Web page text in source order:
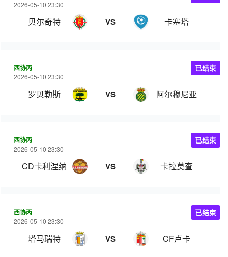
2026-05-10 23:30
贝尔奇特 VS 卡塞塔
西协丙
2026-05-10 23:30
罗贝勒斯 VS 阿尔穆尼亚
已结束
西协丙
2026-05-10 23:30
CD卡利涅纳 VS 卡拉莫查
已结束
西协丙
2026-05-10 23:30
塔马瑞特 VS CF卢卡
已结束